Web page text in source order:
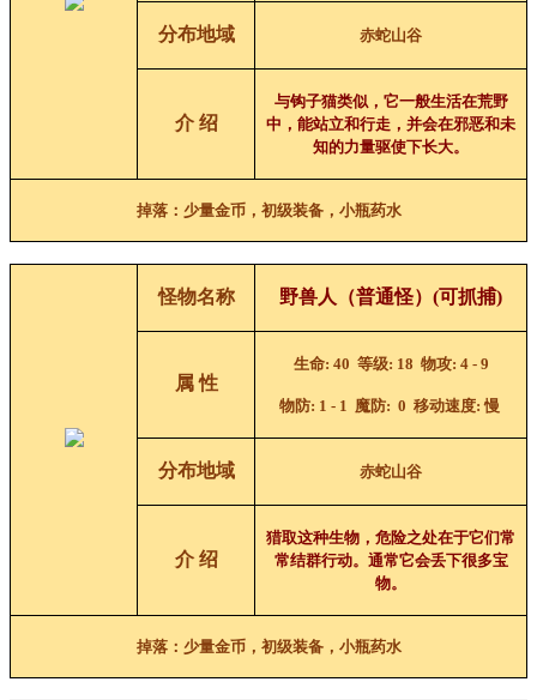
分布地域 赤蛇山谷
介 绍
与钩子猫类似，它一般生活在荒野
中，能站立和行走，并会在邪恶和未
知的力量驱使下长大。
掉落：少量金币，初级装备，小瓶药水
怪物名称 野兽人（普通怪） (可抓捕)
属 性
生命: 40 等级: 18 物攻: 4 - 9
物防: 1 - 1 魔防: 0 移动速度:慢
分布地域 赤蛇山谷
介 绍
猎取这种生物，危险之处在于它们常
常结群行动。通常它会丢下很多宝
物。
掉落：少量金币，初级装备，小瓶药水